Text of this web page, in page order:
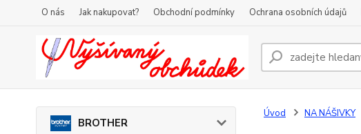
O nás Jak nakupovat? Obchodní podmínky Ochrana osobních údajů
BROTHER
Úvod NA NÁŠIVKY